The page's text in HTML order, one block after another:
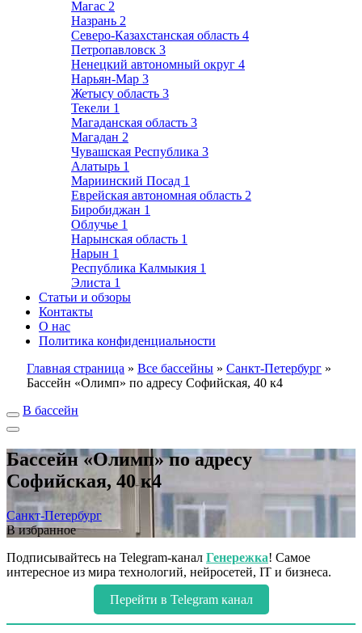
Магас 2
Назрань 2
Северо-Казахстанская область 4
Петропавловск 3
Ненецкий автономный округ 4
Нарьян-Мар 3
Жетысу область 3
Текели 1
Магаданская область 3
Магадан 2
Чувашская Республика 3
Алатырь 1
Мариинский Посад 1
Еврейская автономная область 2
Биробиджан 1
Облучье 1
Нарынская область 1
Нарын 1
Республика Калмыкия 1
Элиста 1
Статьи и обзоры
Контакты
О нас
Политика конфиденциальности
Главная страница » Все бассейны » Санкт-Петербург »
Бассейн «Олимп» по адресу Софийская, 40 к4
В бассейн
Бассейн «Олимп» по адресу
Софийская, 40 к4
Санкт-Петербург
В избранное
Подписывайтесь на Telegram-канал Генережка! Самое
интересное из мира технологий, нейросетей, IT и бизнеса.
Перейти в Telegram канал